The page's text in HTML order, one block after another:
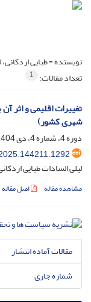
نویسنده =طبایی
تعداد مقالات: 1
تغییرات اقلیمی و اثر
شهری کشور)
دوره 4، شماره 4، دی 1404، صفحه
لیلی السادات طبایی
مشاهده مقاله اصل مقاله
مقالات آماده انتشار
شماره جاری